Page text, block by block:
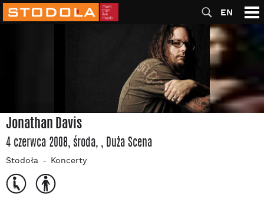
EN
Jonathan Davis
4 czerwca 2008, środa, , Duża Scena
Stodoła Koncerty